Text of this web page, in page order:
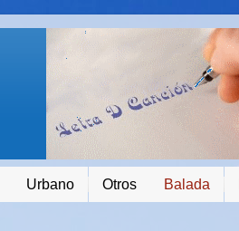
Urbano Otros Balada